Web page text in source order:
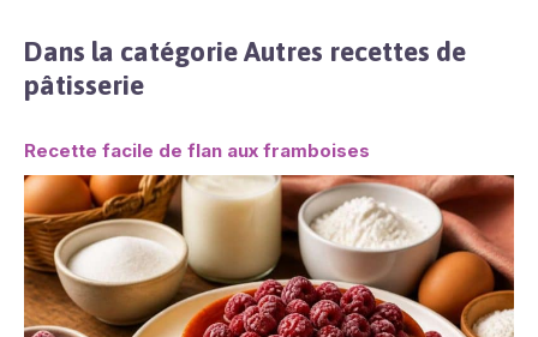
Dans la catégorie Autres recettes de
pâtisserie
Recette facile de flan aux framboises